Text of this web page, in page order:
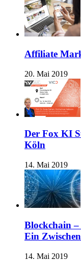
Affiliate
20. Mai 2019
Der Fox KI
Köln
14. Mai 2019
Blockchain –
Ein
14. Mai 2019